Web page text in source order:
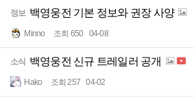
정보 백영웅전 기본 정보와 권장 사양
Minno 조회 650 04-08
소식 백영웅전 신규 트레일러 공개
Hako 조회 257 04-02